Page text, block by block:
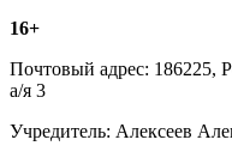
16+
Почтовый адрес: 186225,
а/я 3
Учредитель: Алексеев